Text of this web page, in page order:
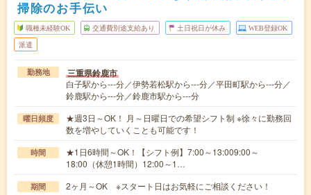
掃除のお手伝い
職種未経験OK 交通費別途支給あり 土日祝日が休み WEB登録OK
派遣
勤務地 三重県鈴鹿市
白子駅から---分／伊勢若松駅から---分／平田町駅から---分／
鈴鹿駅から---分／鈴鹿市駅から---分
曜日頻度
★週3日～OK！ 月～日曜日での希望シフト制 ※徐々に勤務回
数を増やしていくことも可能です！
時間
★1日6時間～OK！【シフト例】7:00～13:009:00～
18:00（休憩1時間）12:00～1…
期間 2ヶ月～OK ※スタート日はお気軽にご相談ください！